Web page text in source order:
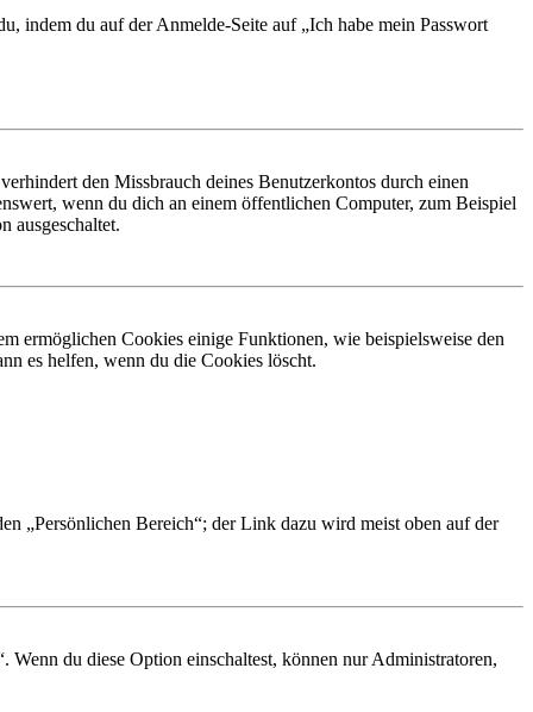
indem du auf der Anmelde-Seite auf „Ich habe mein Passwort
den Missbrauch deines Benutzerkontos durch einen
wenn du dich an einem öffentlichen Computer, zum Beispiel
ausgeschaltet.
ermöglichen Cookies einige Funktionen, wie beispielsweise den
es helfen, wenn du die Cookies löscht.
„Persönlichen Bereich“; der Link dazu wird meist oben auf der
du diese Option einschaltest, können nur Administratoren,